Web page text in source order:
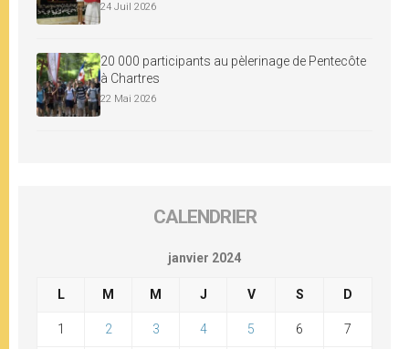
24 Juil 2026
20 000 participants au pèlerinage de Pentecôte
à Chartres
22 Mai 2026
CALENDRIER
janvier 2024
L M M J V S D
1 2 3 4 5 6 7